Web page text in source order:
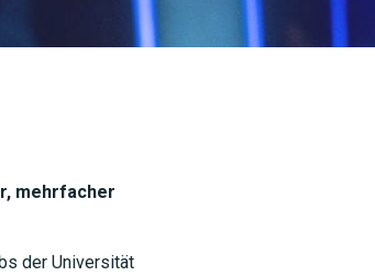
mehrfacher
der Universität